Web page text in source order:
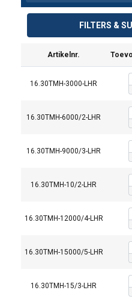
FILTERS &
Artikelnr.
16.30TMH-3000-LHR
16.30TMH-6000/2-LHR
16.30TMH-9000/3-LHR
16.30TMH-10/2-LHR
16.30TMH-12000/4-LHR
16.30TMH-15000/5-LHR
16.30TMH-15/3-LHR